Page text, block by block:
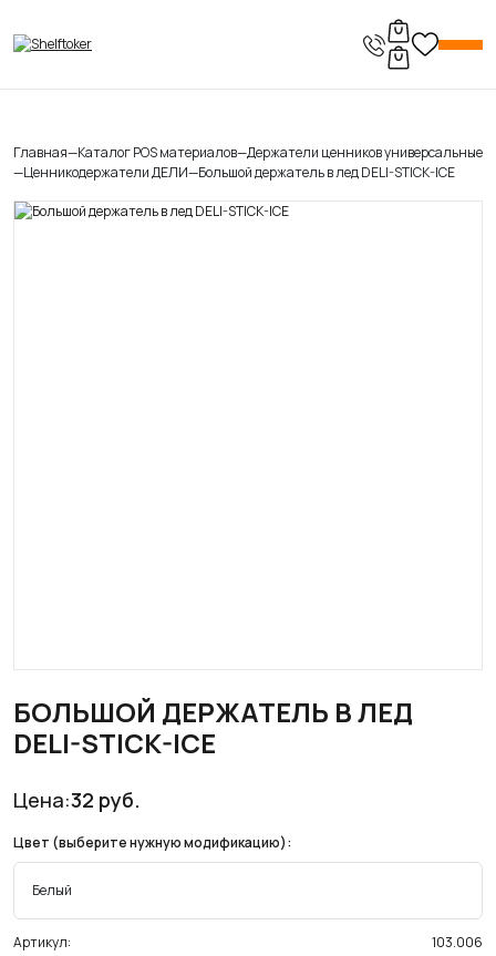
Главная—Каталог POS материалов—Держатели ценников универсальные
—Ценникодержатели ДЕЛИ—Большой держатель в лед DELI-STICK-ICE
БОЛЬШОЙ ДЕРЖАТЕЛЬ В ЛЕД
DELI-STICK-ICE
Цена:32 руб.
Цвет (выберите нужную модификацию):
Артикул: 103.006